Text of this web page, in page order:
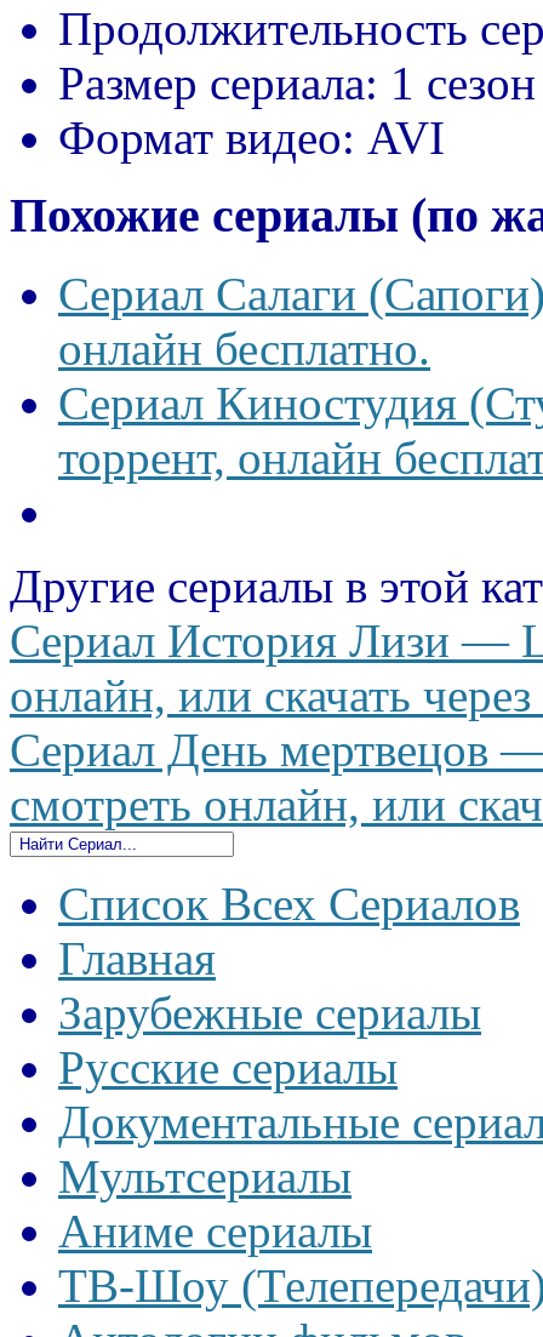
Продолжительность
Размер сериала: 1
Формат видео: AVI
Похожие сериалы (по
Сериал Салаги
онлайн бесплатно.
Сериал Киностудия
торрент, онлайн
Другие сериалы в этой
Сериал История Лизи —
онлайн, или скачать
Сериал День мертвецов
смотреть онлайн, или
Список Всех Сериалов
Главная
Зарубежные сериалы
Русские сериалы
Документальные
Мультсериалы
Аниме сериалы
ТВ-Шоу